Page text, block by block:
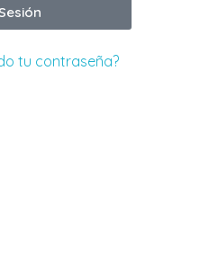
tu contraseña?